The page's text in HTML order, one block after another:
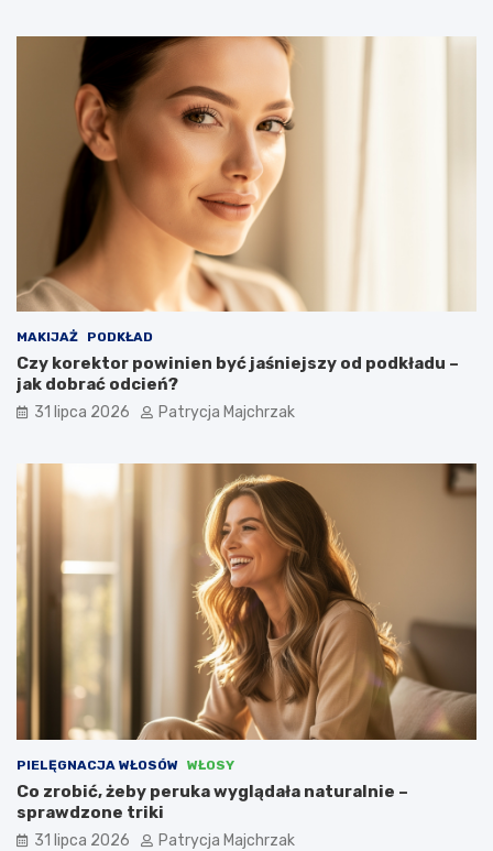
MAKIJAŻ PODKŁAD
Czy korektor powinien być jaśniejszy od podkładu –
jak dobrać odcień?
31 lipca 2026 Patrycja Majchrzak
PIELĘGNACJA WŁOSÓW WŁOSY
Co zrobić, żeby peruka wyglądała naturalnie –
sprawdzone triki
31 lipca 2026 Patrycja Majchrzak